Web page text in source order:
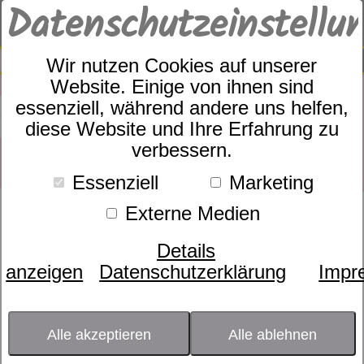
Wir nutzen Cookies auf unserer
Website. Einige von ihnen sind
essenziell, während andere uns helfen,
diese Website und Ihre Erfahrung zu
verbessern.
Essenziell
Marketing
Externe Medien
Details
anzeigen
Datenschutzerklärung
Alle akzeptieren Alle ablehnen
SUCHE
0
Zudecken dormabell WBA
dormabell WBA
verhindert die optimale Regeneration
unseres Körpers. Ursache ist häufig eine
falsche Zudecke, die nicht den